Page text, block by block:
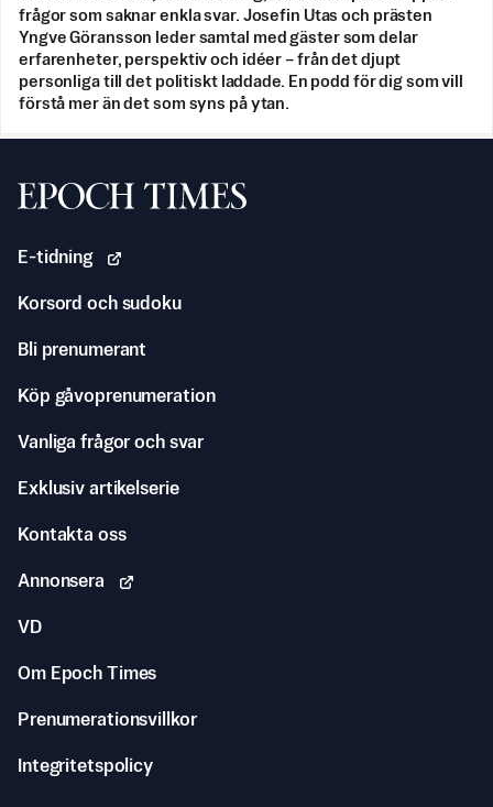
frågor som saknar enkla svar. Josefin Utas och prästen
Yngve Göransson leder samtal med gäster som delar
erfarenheter, perspektiv och idéer – från det djupt
personliga till det politiskt laddade. En podd för dig som vill
förstå mer än det som syns på ytan.
Svenska Epoch Times
E-tidning
Korsord och sudoku
Bli prenumerant
Köp gåvoprenumeration
Vanliga frågor och svar
Exklusiv artikelserie
Kontakta oss
Annonsera
VD
Om Epoch Times
Prenumerationsvillkor
Integritetspolicy